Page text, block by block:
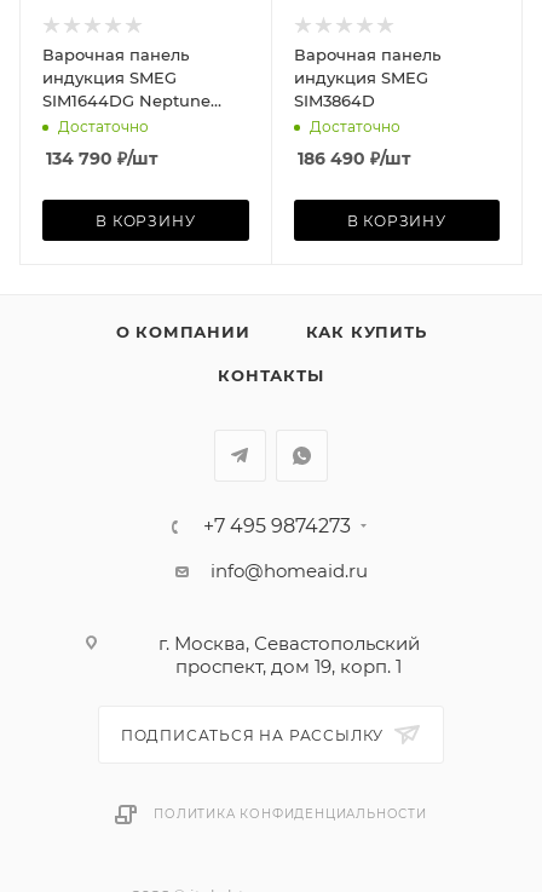
Варочная панель
индукция SMEG
SIM1644DG Neptune
GreyДостаточно
134 790 ₽/шт
В КОРЗИНУ
Варочная панель
индукция SMEG
SIM3864D
Достаточно
186 490 ₽/шт
В КОРЗИНУ
О КОМПАНИИ КАК КУПИТЬ
КОНТАКТЫ
+7 495 9874273
info@homeaid.ru
г. Москва, Севастопольский
проспект, дом 19, корп. 1
ПОДПИСАТЬСЯ НА РАССЫЛКУ
ПОЛИТИКА КОНФИДЕНЦИАЛЬНОСТИ